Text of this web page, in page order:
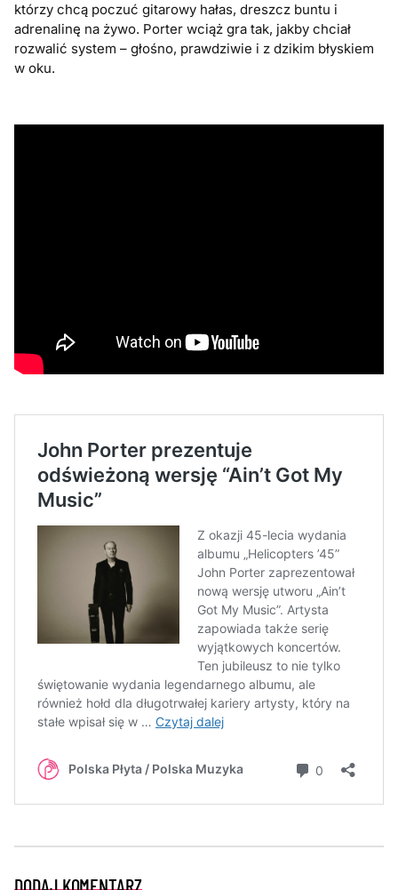
którzy chcą poczuć gitarowy hałas, dreszcz buntu i
adrenalinę na żywo. Porter wciąż gra tak, jakby chciał
rozwalić system – głośno, prawdziwie i z dzikim błyskiem
w oku.